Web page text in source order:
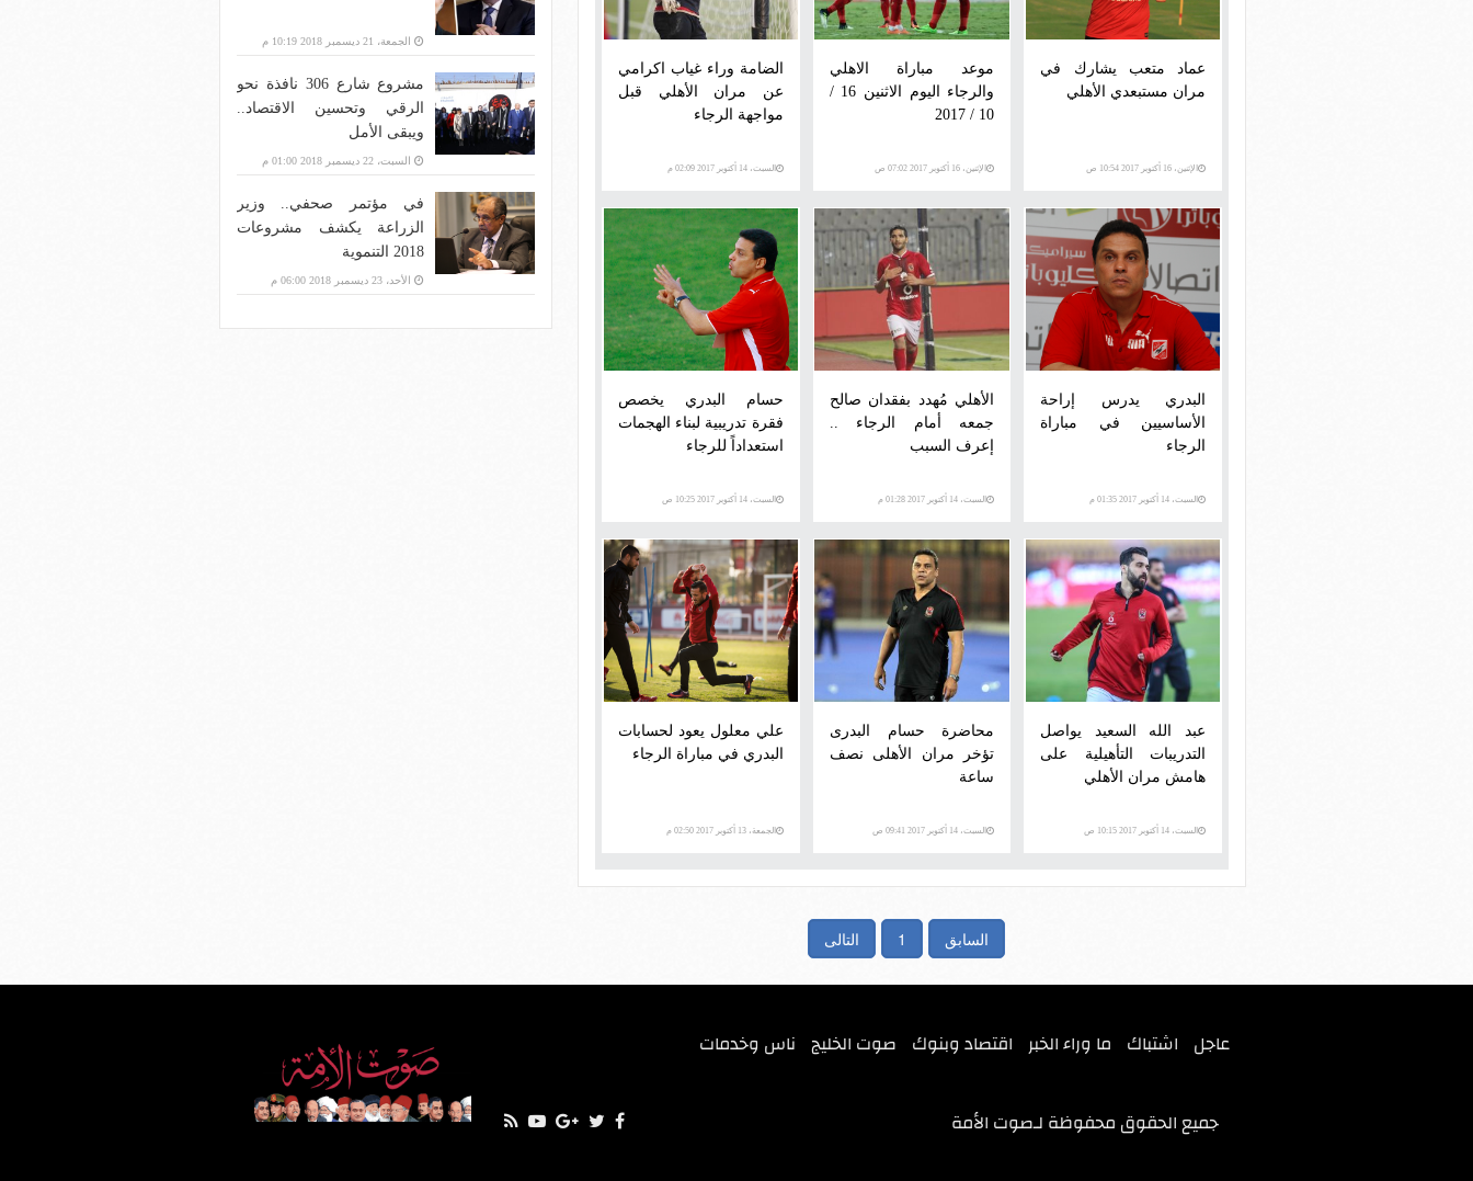
عماد متعب يشارك في
مران مستبعدي الأهلي
الإثنين، 16 أكتوبر 2017 10:54 ص
موعد مباراة الاهلي
والرجاء اليوم الاثنين 16 /
10 / 2017
الإثنين، 16 أكتوبر 2017 07:02 ص
الضامة وراء غياب اكرامي
عن مران الأهلي قبل
مواجهة الرجاء
السبت، 14 أكتوبر 2017 02:09 م
البدري يدرس إراحة
الأساسيين في مباراة
الرجاء
السبت، 14 أكتوبر 2017 01:35 م
الأهلي مُهدد بفقدان صالح
جمعه أمام الرجاء ..
إعرف السبب
السبت، 14 أكتوبر 2017 01:28 م
حسام البدري يخصص
فقرة تدريبية لبناء الهجمات
استعداداً للرجاء
السبت، 14 أكتوبر 2017 10:25 ص
عبد الله السعيد يواصل
التدريبات التأهيلية على
هامش مران الأهلي
السبت، 14 أكتوبر 2017 10:15 ص
محاضرة حسام البدرى
تؤخر مران الأهلى نصف
ساعة
السبت، 14 أكتوبر 2017 09:41 ص
علي معلول يعود لحسابات
البدري في مباراة الرجاء
الجمعة، 13 أكتوبر 2017 02:50 م
السابق 1 التالى
الجمعة، 21 ديسمبر 2018 10:19 م
مشروع شارع 306 نافذة نحو
الرقي وتحسين الاقتصاد..
ويبقى الأمل
السبت، 22 ديسمبر 2018 01:00 م
في مؤتمر صحفي.. وزير
الزراعة يكشف مشروعات
2018 التنموية
الأحد، 23 ديسمبر 2018 06:00 م
عاجل اشتباك ما وراء الخبر اقتصاد وبنوك صوت الخليج ناس وخدمات
جميع الحقوق محفوظة لـصوت الأمة